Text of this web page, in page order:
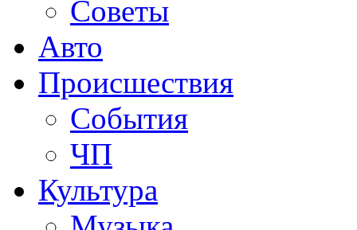
Советы
Авто
Происшествия
События
ЧП
Культура